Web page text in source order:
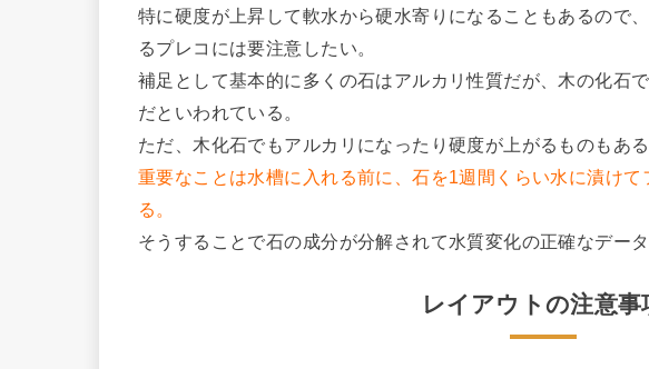
特に硬度が上昇して軟水から硬水寄りになることもあるので
るプレコには要注意したい。
補足として基本的に多くの石はアルカリ性質だが、木の化石
だといわれている。
ただ、木化石でもアルカリになったり硬度が上がるものもある
重要なことは水槽に入れる前に、石を1週間くらい水に漬け
る。
そうすることで石の成分が分解されて水質変化の正確なデータ
レイアウトの注意事